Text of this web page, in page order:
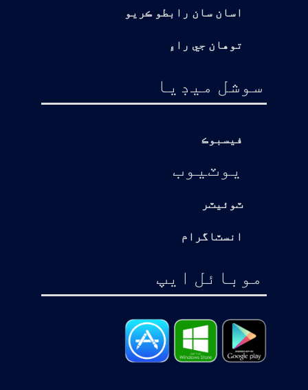
اسان سان رابطو ڪريو
توهان جي راءِ
سوشل ميڊيا
فيسبوڪ
يوٽيوب
ٽوئيٽر
انسٽاگرام
موبائل ايپ